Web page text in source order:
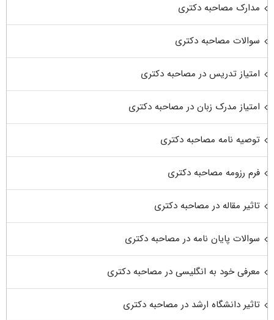
مدارک مصاحبه دکتری
سوالات مصاحبه دکتری
امتیاز تدریس در مصاحبه دکتری
امتیاز مدرک زبان در مصاحبه دکتری
توصیه نامه مصاحبه دکتری
فرم رزومه مصاحبه دکتری
تاثیر مقاله در مصاحبه دکتری
سوالات پایان نامه در مصاحبه دکتری
معرفی خود به انگلیسی در مصاحبه دکتری
تاثیر دانشگاه ارشد در مصاحبه دکتری